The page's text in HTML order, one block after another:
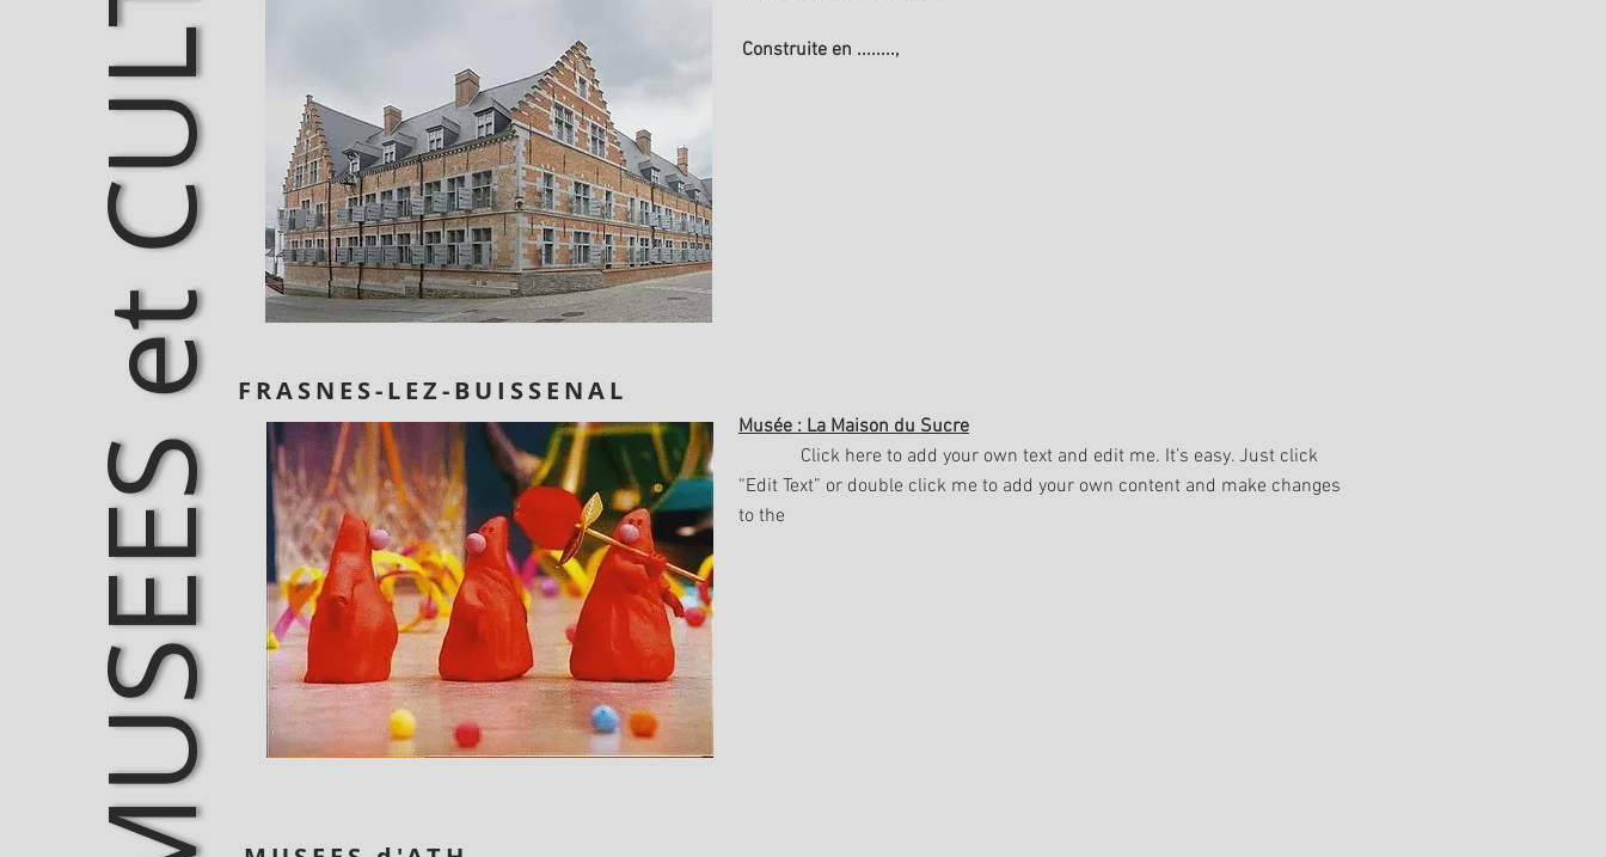
MUSEES et CULTURE Construite en ........,
FRASNES-LEZ-BUISSENAL
Musée : La Maison du Sucre
Click here to add your own text and edit me. It’s easy. Just click
“Edit Text” or double click me to add your own content and make changes
to the